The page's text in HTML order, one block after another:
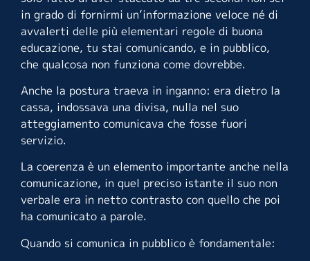
in grado di fornirmi un’informazione veloce né di
avvalerti delle più elementari regole di buona
educazione, tu stai comunicando, e in pubblico,
che qualcosa non funziona come dovrebbe.
Anche la postura traeva in inganno: era dietro la
cassa, indossava una divisa, nulla nel suo
atteggiamento comunicava che fosse fuori
servizio.
La coerenza è un elemento importante anche nella
comunicazione, in quel preciso istante il suo non
verbale era in netto contrasto con quello che poi
ha comunicato a parole.
Quando si comunica in pubblico è fondamentale: